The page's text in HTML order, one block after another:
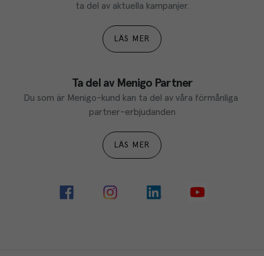
ta del av aktuella kampanjer.
LÄS MER
Ta del av Menigo Partner
Du som är Menigo-kund kan ta del av våra förmånliga
partner-erbjudanden
LÄS MER